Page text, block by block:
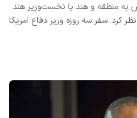
به منطقه و هند با نخست‌وزیر هند
کرد. سفر سه روزه وزیر دفاع امریکا